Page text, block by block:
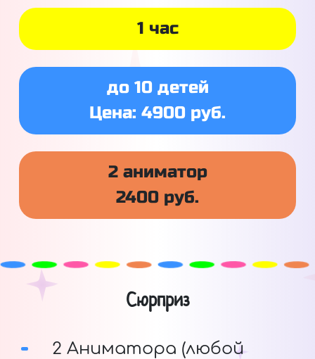
1 час
до 10 детей
Цена: 4900 руб.
2 аниматор
2400 руб.
Сюрприз
2 Аниматора (любой